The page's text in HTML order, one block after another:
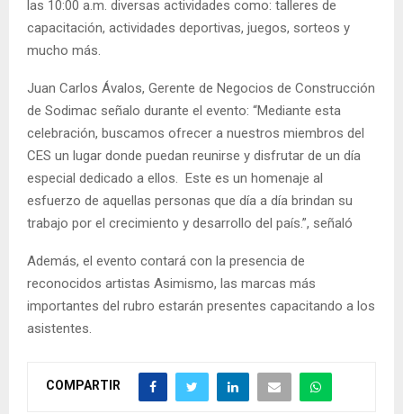
las 10:00 a.m. diversas actividades como: talleres de
capacitación, actividades deportivas, juegos, sorteos y
mucho más.
Juan Carlos Ávalos, Gerente de Negocios de Construcción
de Sodimac señalo durante el evento: “Mediante esta
celebración, buscamos ofrecer a nuestros miembros del
CES un lugar donde puedan reunirse y disfrutar de un día
especial dedicado a ellos. Este es un homenaje al
esfuerzo de aquellas personas que día a día brindan su
trabajo por el crecimiento y desarrollo del país.”, señaló
Además, el evento contará con la presencia de
reconocidos artistas Asimismo, las marcas más
importantes del rubro estarán presentes capacitando a los
asistentes.
COMPARTIR